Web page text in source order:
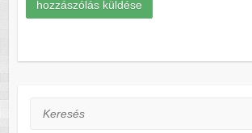
Keresés